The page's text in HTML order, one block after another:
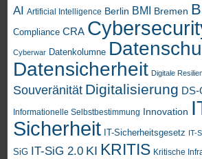
AI Artificial Intelligence Berlin BMI Bremen
Compliance CRA
Cyberwar Datenkolumne
Datensicherheit Digitale
Souveränität Digitalisierung DS-
Informationelle Selbstbestimmung Innovation
Sicherheit IT-Sicherheitsgesetz IT-
SiG IT-SiG 2.0 KI KRITIS Kritische